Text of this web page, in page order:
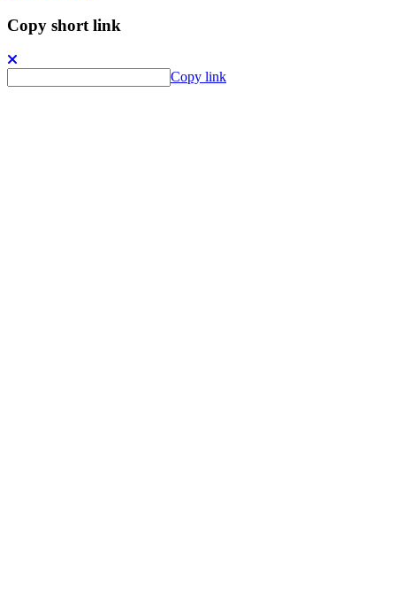
Copy short link
Copy link